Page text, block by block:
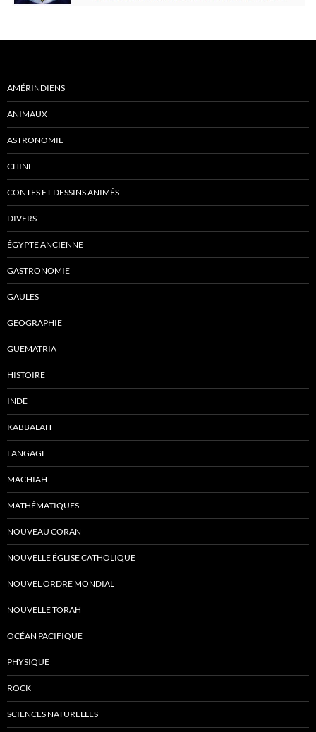
AMÉRINDIENS
ANIMAUX
ASTRONOMIE
CHINE
CONTES ET DESSINS ANIMÉS
DIVERS
ÉGYPTE ANCIENNE
GASTRONOMIE
GAULES
GEOGRAPHIE
GUEMATRIA
HISTOIRE
INDE
KABBALAH
LANGAGE
MACHIAH
MATHÉMATIQUES
NOUVEAU CORAN
NOUVELLE ÉGLISE CATHOLIQUE
NOUVEL ORDRE MONDIAL
NOUVELLE TORAH
OCÉAN PACIFIQUE
PHYSIQUE
ROCK
SCIENCES NATURELLES